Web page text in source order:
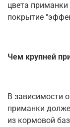
цвета приманки
покрытие
Чем крупней
В зависимости
приманки
из кормовой